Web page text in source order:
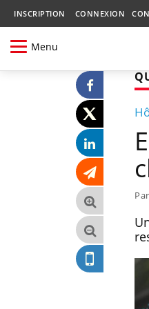
INSCRIPTION CONNEXION
Menu
Par